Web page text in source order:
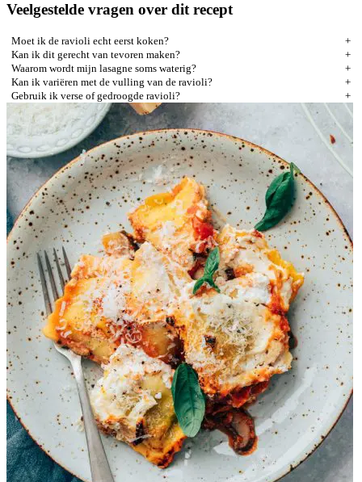
Veelgestelde vragen over dit recept
Moet ik de ravioli echt eerst koken?
Kan ik dit gerecht van tevoren maken?
Waarom wordt mijn lasagne soms waterig?
Kan ik variëren met de vulling van de ravioli?
Gebruik ik verse of gedroogde ravioli?